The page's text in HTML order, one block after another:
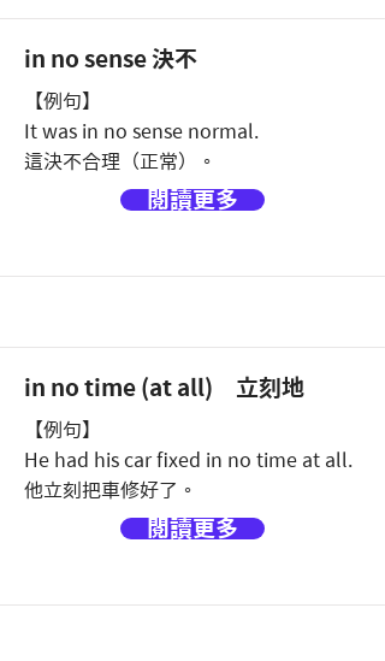
in no sense 決不
【例句】
It was in no sense normal.
這決不合理（正常）。
閱讀更多
in no time (at all) 立刻地
【例句】
He had his car fixed in no time at all.
他立刻把車修好了。
閱讀更多